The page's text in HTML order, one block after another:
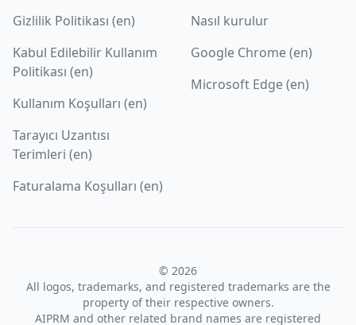
Gizlilik Politikası (en)
Kabul Edilebilir Kullanım
Politikası (en)
Kullanım Koşulları (en)
Tarayıcı Uzantısı
Terimleri (en)
Faturalama Koşulları (en)
Nasıl kurulur
Google Chrome (en)
Microsoft Edge (en)
© 2026
All logos, trademarks, and registered trademarks are the
property of their respective owners.
AIPRM and other related brand names are registered